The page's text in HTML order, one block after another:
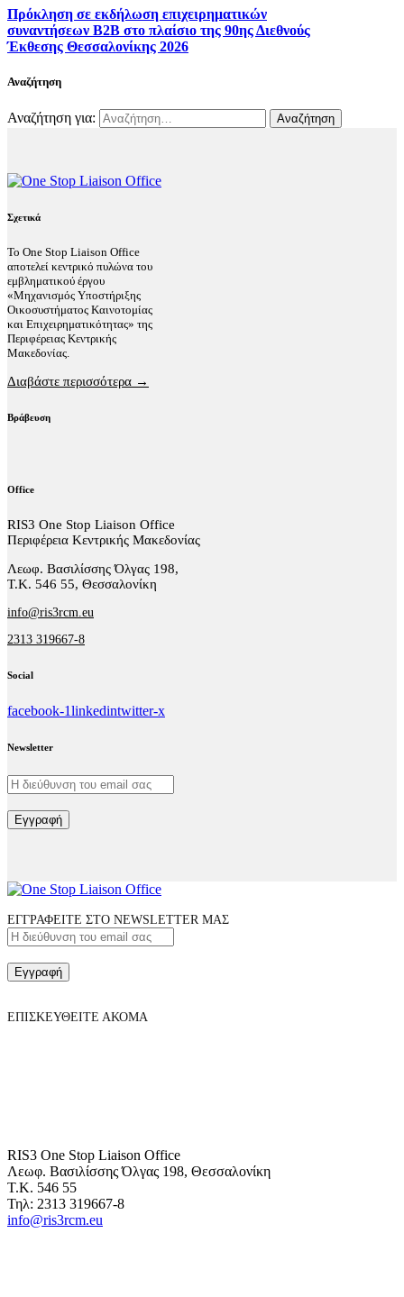
Πρόκληση σε εκδήλωση επιχειρηματικών
συναντήσεων B2B στο πλαίσιο της 90ης Διεθνούς
Έκθεσης Θεσσαλονίκης 2026
Αναζήτηση
Αναζήτηση για:
Σχετικά
Το One Stop Liaison Office
αποτελεί κεντρικό πυλώνα του
εμβληματικού έργου
«Μηχανισμός Υποστήριξης
Οικοσυστήματος Καινοτομίας
και Επιχειρηματικότητας» της
Περιφέρειας Κεντρικής
Μακεδονίας.
Διαβάστε περισσότερα →
Βράβευση
Office
RIS3 One Stop Liaison Office
Περιφέρεια Κεντρικής Μακεδονίας
Λεωφ. Βασιλίσσης Όλγας 198,
Τ.Κ. 546 55, Θεσσαλονίκη
info@ris3rcm.eu
2313 319667-8
Social
facebook-1linkedintwitter-x
Newsletter
Εγγραφή
ΕΓΓΡΑΦΕΙΤΕ ΣΤΟ NEWSLETTER ΜΑΣ
Εγγραφή
ΕΠΙΣΚΕΥΘΕΙΤΕ ΑΚΟΜΑ
RIS3 One Stop Liaison Office
Λεωφ. Βασιλίσσης Όλγας 198, Θεσσαλονίκη
Τ.Κ. 546 55
Τηλ: 2313 319667-8
info@ris3rcm.eu